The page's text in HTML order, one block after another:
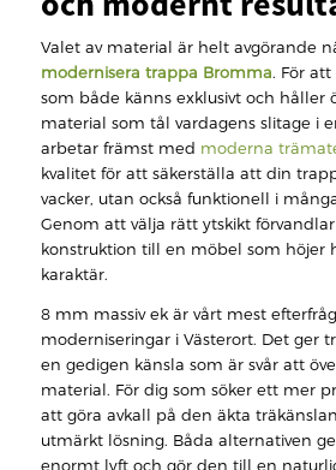
Valet av material är helt avgörande
modernisera trappa Bromma. För
som både känns exklusivt och håller
material som tål vardagens slitage i
arbetar främst med moderna
kvalitet för att säkerställa att din
vacker, utan också funktionell i
Genom att välja rätt ytskikt
konstruktion till en möbel som höjer
karaktär.
8 mm massiv ek är vårt mest
moderniseringar i Västerort. Det ger
en gedigen känsla som är svår att
material. För dig som söker ett mer
att göra avkall på den äkta
utmärkt lösning. Båda alternativen
enormt lyft och gör den till en